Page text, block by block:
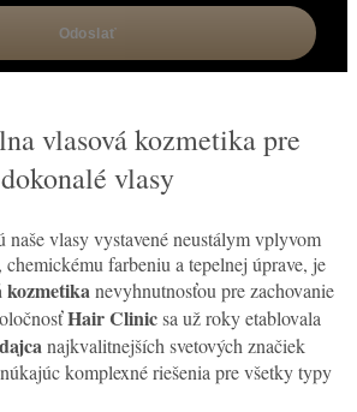
vlasová kozmetika pre
dokonalé vlasy
naše vlasy vystavené neustálym vplyvom
farbeniu a tepelnej úprave, je
kozmetikanevyhnutnosťou pre zachovanie
Hair Clinicsa už roky etablovala
najkvalitnejších svetových značiek
komplexné riešenia pre všetky typy